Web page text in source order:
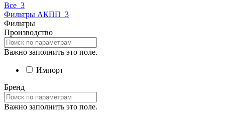
Все 3
Фильтры АКПП 3
Фильтры
Производство
Важно заполнить это поле.
Импорт
Бренд
Важно заполнить это поле.